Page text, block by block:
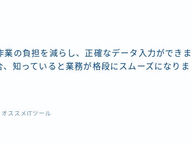
の負担を減らし、正確なデータ入力ができま
知っていると業務が格段にスムーズになりま
オススメITツール